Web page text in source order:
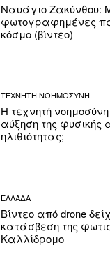
Ναυάγιο Ζακύνθου:
φωτογραφημένες
κόσμο (βίντεο)
ΤΕΧΝΗΤΗ ΝΟΗΜΟΣΥΝΗ
Η τεχνητή
αύξηση της φυσικής
ηλιθιότητας;
ΕΛΛΑΔΑ
Βίντεο από drone
κατάσβεση της
Καλλίδρομο